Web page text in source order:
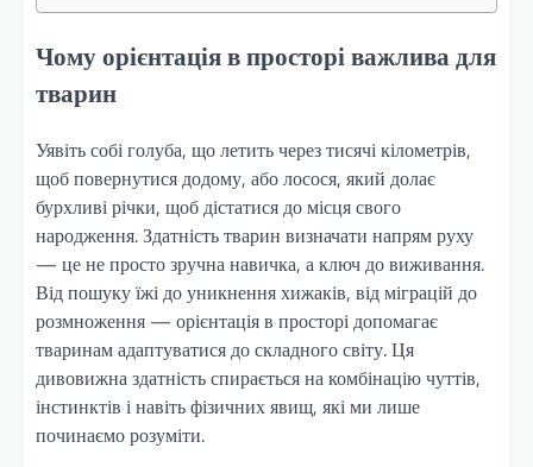
Чому орієнтація в просторі важлива для
тварин
Уявіть собі голуба, що летить через тисячі кілометрів,
щоб повернутися додому, або лосося, який долає
бурхливі річки, щоб дістатися до місця свого
народження. Здатність тварин визначати напрям руху
— це не просто зручна навичка, а ключ до виживання.
Від пошуку їжі до уникнення хижаків, від міграцій до
розмноження — орієнтація в просторі допомагає
тваринам адаптуватися до складного світу. Ця
дивовижна здатність спирається на комбінацію чуттів,
інстинктів і навіть фізичних явищ, які ми лише
починаємо розуміти.